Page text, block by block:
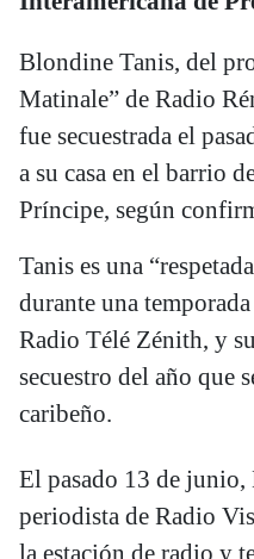
Blondine Tanis, del
Matinale” de Radio
fue secuestrada el
a su casa en el barrio
Príncipe, según
Tanis es una
durante una
Radio Télé Zénith, y
secuestro del año que
caribeño.
El pasado 13 de
periodista de Radio
la estación de radio y